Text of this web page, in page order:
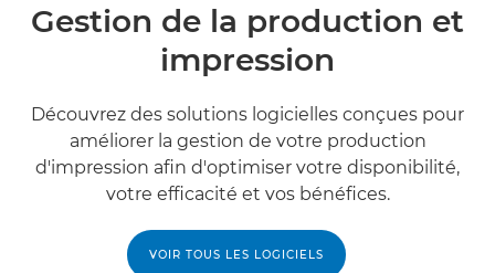
Gestion de la production et
impression
Découvrez des solutions logicielles conçues pour
améliorer la gestion de votre production
d'impression afin d'optimiser votre disponibilité,
votre efficacité et vos bénéfices.
VOIR TOUS LES LOGICIELS